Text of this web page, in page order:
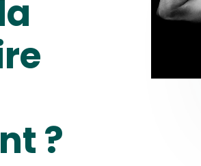
?